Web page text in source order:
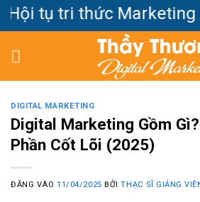
Bỏ
dung
tụ tri thức Marketing
DIGITAL MARKETING
Digital Marketing Gồm
Phần Cốt Lõi (2025)
ĐĂNG VÀO11/04/2025 BỞITHẠC SĨ GIẢNG